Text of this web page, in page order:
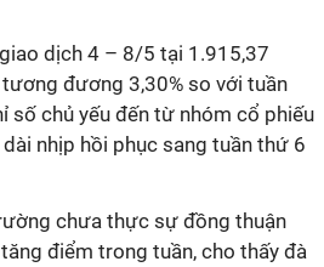
dịch 4 – 8/5 tại 1.915,37
đương 3,30% so với tuần
số chủ yếu đến từ nhóm cổ phiếu
nhịp hồi phục sang tuần thứ 6
chưa thực sự đồng thuận
điểm trong tuần, cho thấy đà